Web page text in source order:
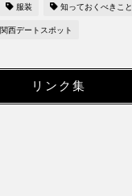
服装 知っておくべきこと
関西デートスポット
リンク集